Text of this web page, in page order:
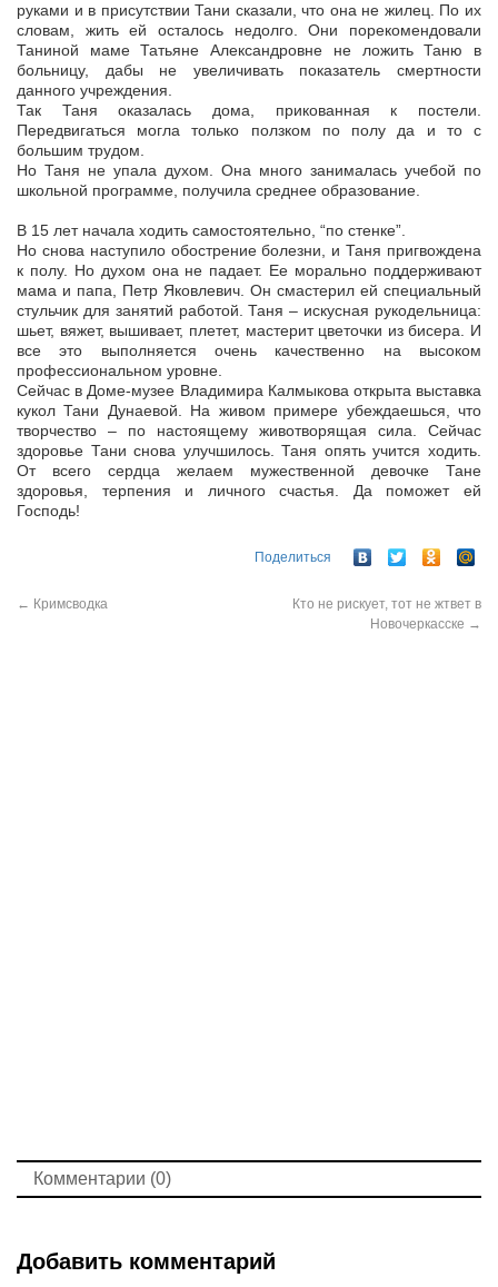
руками и в присутствии Тани сказали, что она не жилец. По их
словам, жить ей осталось недолго. Они порекомендовали
Таниной маме Татьяне Александровне не ложить Таню в
больницу, дабы не увеличивать показатель смертности
данного учреждения.
Так Таня оказалась дома, прикованная к постели.
Передвигаться могла только ползком по полу да и то с
большим трудом.
Но Таня не упала духом. Она много занималась учебой по
школьной программе, получила среднее образование.
В 15 лет начала ходить самостоятельно, “по стенке”.
Но снова наступило обострение болезни, и Таня пригвождена
к полу. Но духом она не падает. Ее морально поддерживают
мама и папа, Петр Яковлевич. Он смастерил ей специальный
стульчик для занятий работой. Таня – искусная рукодельница:
шьет, вяжет, вышивает, плетет, мастерит цветочки из бисера. И
все это выполняется очень качественно на высоком
профессиональном уровне.
Сейчас в Доме-музее Владимира Калмыкова открыта выставка
кукол Тани Дунаевой. На живом примере убеждаешься, что
творчество – по настоящему животворящая сила. Сейчас
здоровье Тани снова улучшилось. Таня опять учится ходить.
От всего сердца желаем мужественной девочке Тане
здоровья, терпения и личного счастья. Да поможет ей
Господь!
Поделиться
← Кримсводка
Кто не рискует, тот не жтвет в
Новочеркасске →
Комментарии (0)
Добавить комментарий